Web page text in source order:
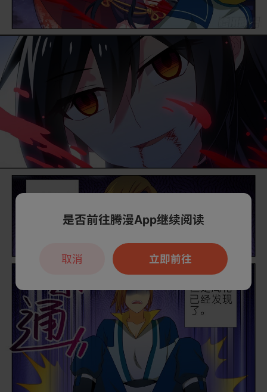
是否前往腾漫App继续阅读
立即前往
取消